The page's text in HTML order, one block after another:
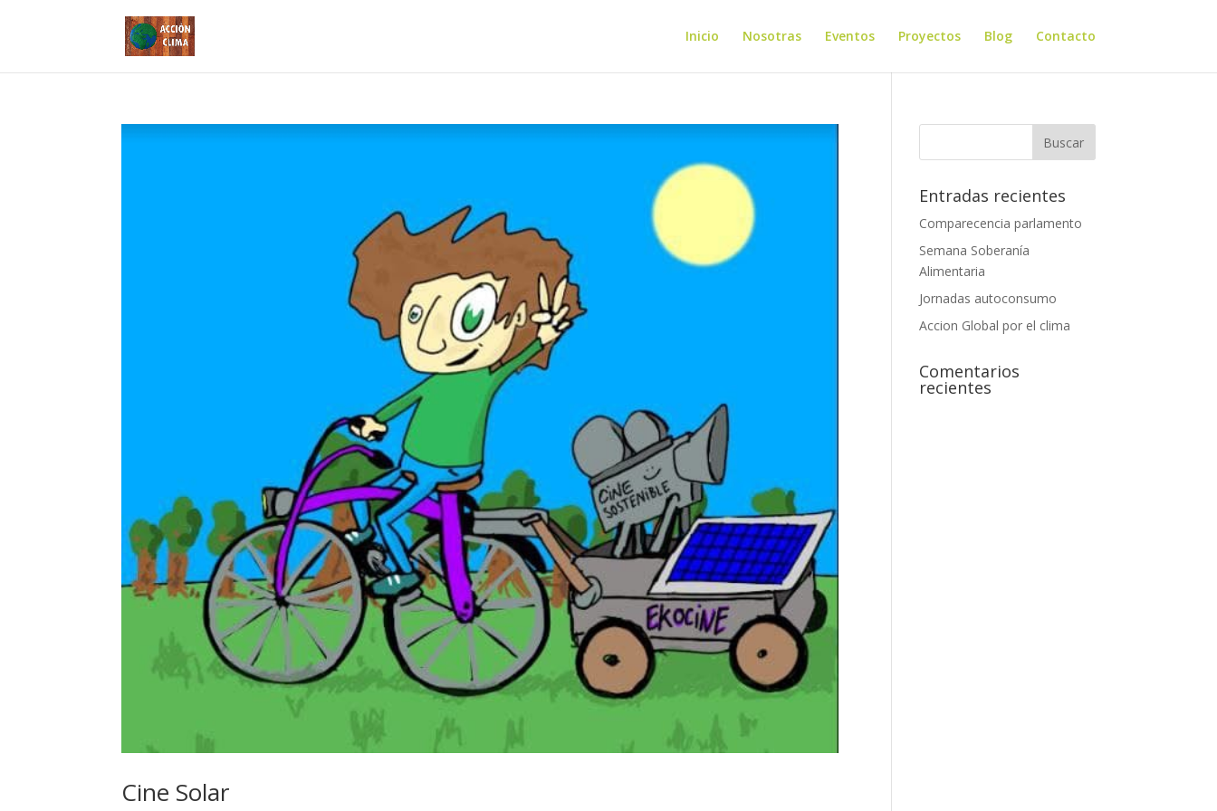
Inicio Nosotras Eventos Proyectos Blog Contacto
Cine Solar
Entradas recientes
Comparecencia parlamento
Semana Soberanía
Alimentaria
Jornadas autoconsumo
Accion Global por el clima
Comentarios
recientes